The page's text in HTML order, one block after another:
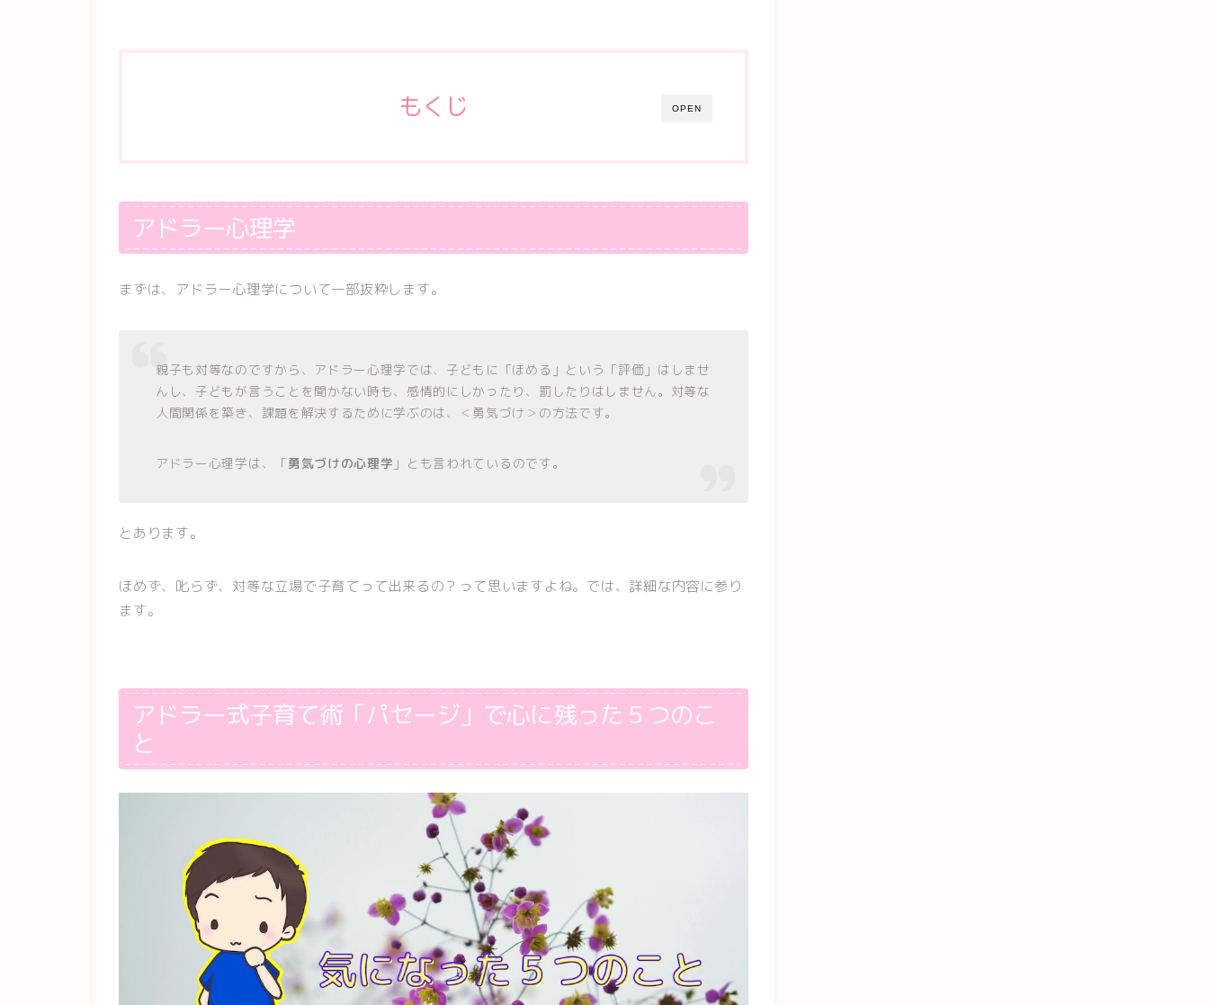
OPEN
もくじ
アドラー心理学
まずは、アドラー心理学について一部抜粋します。
親子も対等なのですから、アドラー心理学では、子どもに「ほめる」という「評価」はしませ
んし、子どもが言うことを聞かない時も、感情的にしかったり、罰したりはしません。対等な
人間関係を築き、課題を解決するために学ぶのは、＜勇気づけ＞の方法です。
アドラー心理学は、「勇気づけの心理学 」とも言われているのです。
とあります。
ほめず、叱らず、対等な立場で子育てって出来るの？って思いますよね。では、詳細な内容に参り
ます。
アドラー式子育て術「パセージ」で心に残った５つのこ
と